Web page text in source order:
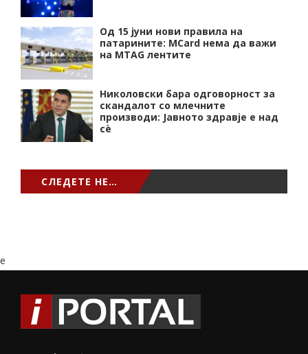
Од 15 јуни нови правила на
патарините: MCard нема да важи
на MTAG лентите
Николовски бара одговорност за
скандалот со млечните
производи: Јавното здравје е над
сѐ
СЛЕДЕТЕ НЕ…
e